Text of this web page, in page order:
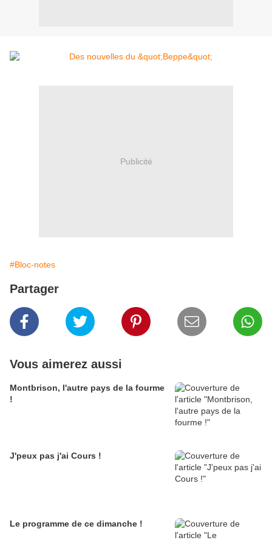
Publicité
#Bloc-notes
Partager
Vous aimerez aussi
Montbrison, l'autre pays de la fourme
!
J'peux pas j'ai Cours !
Le programme de ce dimanche !